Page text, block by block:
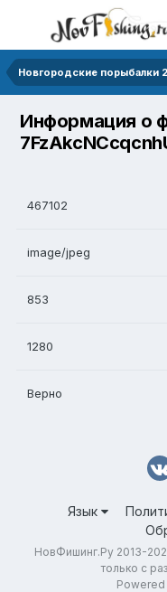
Новгородские порыбалки
Информация о
467102
image/jpeg
853
1280
Верно
Язык
НовФишинг.Ру 2013-
только с